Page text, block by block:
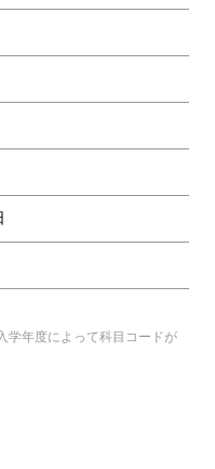
学年度によって科目コードが